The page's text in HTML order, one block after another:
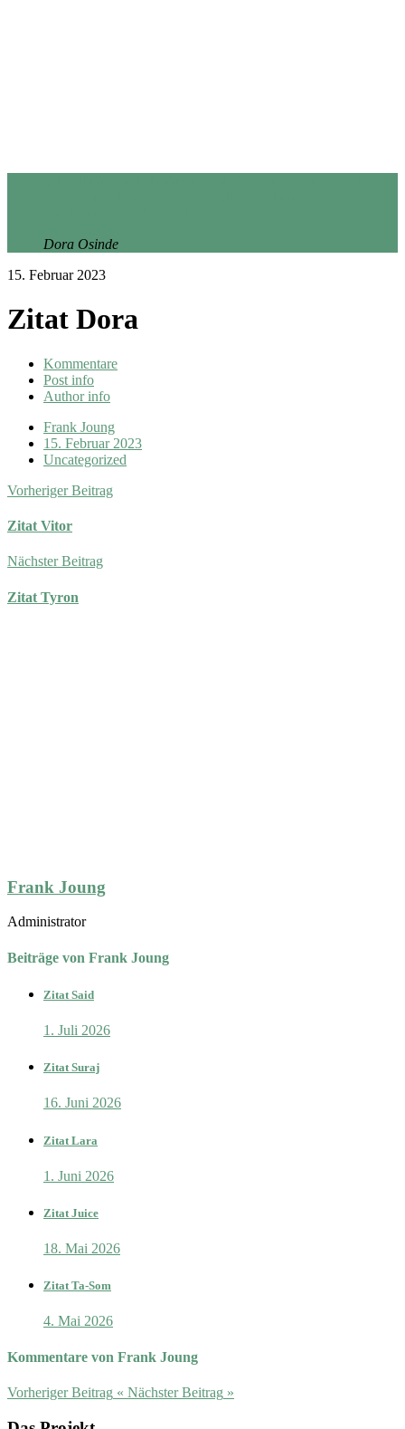
Dora Osinde
15. Februar 2023
Zitat Dora
Kommentare
Post info
Author info
Frank Joung
15. Februar 2023
Uncategorized
Vorheriger Beitrag
Zitat Vitor
Nächster Beitrag
Zitat Tyron
Frank Joung
Administrator
Beiträge von Frank Joung
Zitat Said
1. Juli 2026
Zitat Suraj
16. Juni 2026
Zitat Lara
1. Juni 2026
Zitat Juice
18. Mai 2026
Zitat Ta-Som
4. Mai 2026
Kommentare von Frank Joung
Vorheriger Beitrag « Nächster Beitrag »